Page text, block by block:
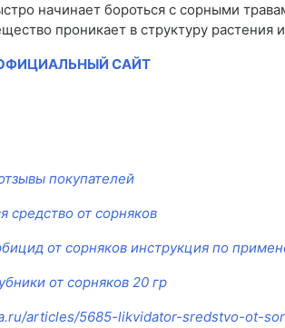
начинает бороться с сорными
проникает в структуру растения
САЙТ
покупателей
средство от сорняков
от сорняков инструкция по
от сорняков 20 гр
articles/5685-likvidator-sredstvo-ot-